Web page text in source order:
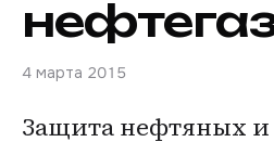
4 марта 2015
Защита нефтяных и